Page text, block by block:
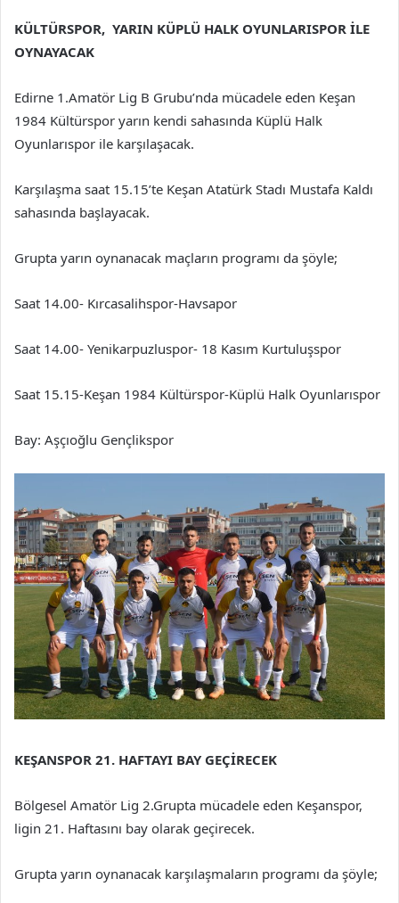
KÜLTÜRSPOR, YARIN KÜPLÜ HALK OYUNLARISPOR İLE
OYNAYACAK
Edirne 1.Amatör Lig B Grubu’nda mücadele eden Keşan
1984 Kültürspor yarın kendi sahasında Küplü Halk
Oyunlarıspor ile karşılaşacak.
Karşılaşma saat 15.15’te Keşan Atatürk Stadı Mustafa Kaldı
sahasında başlayacak.
Grupta yarın oynanacak maçların programı da şöyle;
Saat 14.00- Kırcasalihspor-Havsapor
Saat 14.00- Yenikarpuzluspor- 18 Kasım Kurtuluşspor
Saat 15.15-Keşan 1984 Kültürspor-Küplü Halk Oyunlarıspor
Bay: Aşçıoğlu Gençlikspor
KEŞANSPOR 21. HAFTAYI BAY GEÇİRECEK
Bölgesel Amatör Lig 2.Grupta mücadele eden Keşanspor,
ligin 21. Haftasını bay olarak geçirecek.
Grupta yarın oynanacak karşılaşmaların programı da şöyle;